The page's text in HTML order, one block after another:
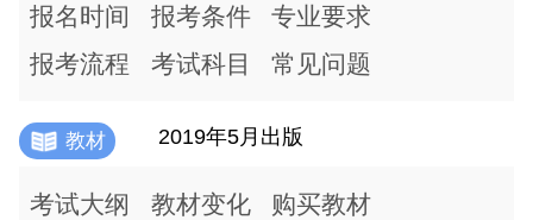
报名时间 报考条件
专业要求
报考流程
考试科目 常见问题
教材 2019年5月出版
考试大纲 教材变化 购买教材